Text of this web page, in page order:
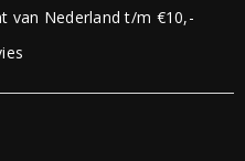
van Nederland t/m €10,-